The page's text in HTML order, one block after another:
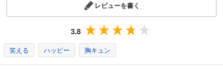
レビューを書く
3.8
笑える ハッピー 胸キュン